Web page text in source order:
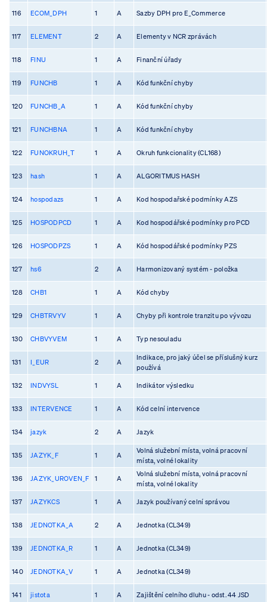
116 ECOM_DPH 1 A Sazby DPH pro E_Commerce
117 ELEMENT 2 A Elementy v NCR zprávách
118 FINU 1 A Finanční úřady
119 FUNCHB 1 A Kód funkční chyby
120 FUNCHB_A 1 A Kód funkční chyby
121 FUNCHBNA 1 A Kód funkční chyby
122 FUNOKRUH_T 1 A Okruh funkcionality (CL168)
123 hash 1 A ALGORITMUS HASH
124 hospodazs 1 A Kod hospodařské podmínky AZS
125 HOSPODPCD 1 A Kod hospodářské podmínky pro PCD
126 HOSPODPZS 1 A Kód hospodářské podmínky PZS
127 hs6 2 A Harmonizovaný systém - položka
128 CHB1 1 A Kód chyby
129 CHBTRVYV 1 A Chyby při kontrole tranzitu po vývozu
130 CHBVYVEM 1 A Typ nesouladu
131 I_EUR 2 A
Indikace, pro jaký účel se příslušný kurz
používá
132 INDVYSL 1 A Indikátor výsledku
133 INTERVENCE 1 A Kód celní intervence
134 jazyk 2 A Jazyk
135 JAZYK_F 1 A
Volná služební místa, volná pracovní
místa, volné lokality
136 JAZYK_UROVEN_F 1 A
Volná služební místa, volná pracovní
místa, volné lokality
137 JAZYKCS 1 A Jazyk používaný celní správou
138 JEDNOTKA_A 2 A Jednotka (CL349)
139 JEDNOTKA_R 1 A Jednotka (CL349)
140 JEDNOTKA_V 1 A Jednotka (CL349)
141 jistota 1 A Zajištění celního dluhu - odst. 44 JSD